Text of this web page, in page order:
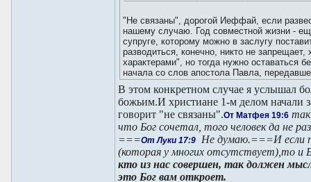
"Не связаны", дорогой Иеффай, если
нашему случаю. Год совместной жизни -
супруге, которому можно в заслугу
разводиться, конечно, никто не
характерами", но тогда нужно оставаться
начала со слов апостола Павла,
В этом конкретном случае я услышал
божьим.И христиане 1-м делом начали
говорит "не связаны".От Матфея 19:6
что Бог сочетал, того человек да не
===От Луки 17:9
Не думаю.===И если
(которая у многих отсутствует),то и
кто из нас совершен, так должен
это Бог вам откроет.